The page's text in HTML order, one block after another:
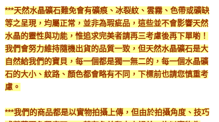
***天然水晶礦石難免會有礦痕、冰裂紋、雲霧、色帶或礦缺
等之呈現，均屬正常，並非為瑕疵品，這些並不會影響天然
水晶的靈性與功能，惟追求完美者請再三考慮後再下單喲！
我們會努力維持隨機出貨的品質一致，但天然水晶礦石是大
自然給我們的寶貝，每一個都是獨一無二的，每一個水晶礦
石的大小、紋路、顏色都會略有不同，下標前也請您慎重考
慮。
***我們的商品都是以實物拍攝上傳，但由於拍攝角度、技巧